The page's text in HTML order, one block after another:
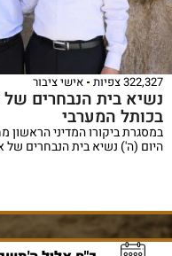
322,327 צפיות אישי ציבור
נשיא בית הנבחרים של
בכותל המערבי
במסגרת ביקורו המדיני הראשון
היום (ה') נשיא בית הנבחרים של